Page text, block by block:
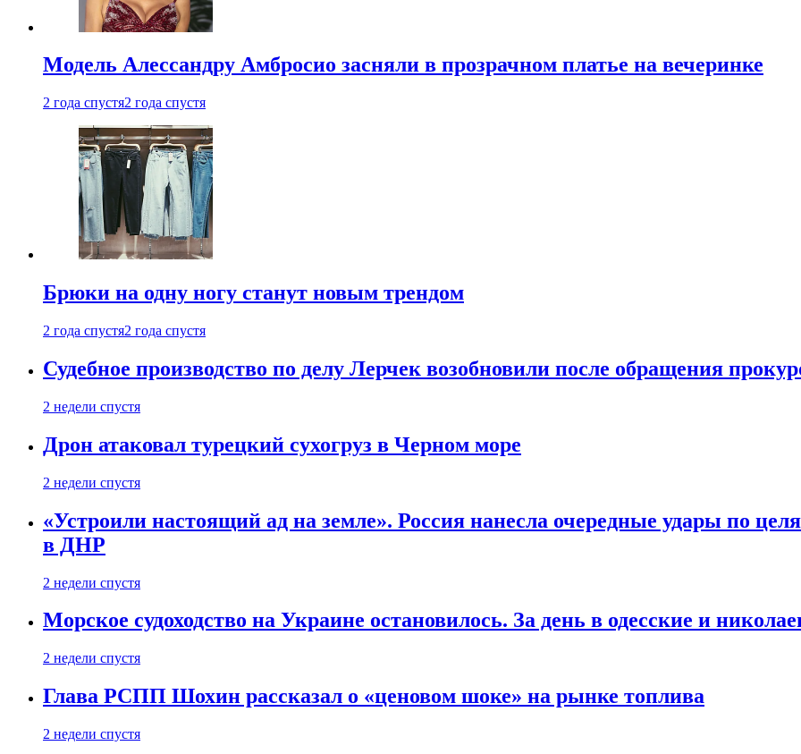
Модель Алессандру Амбросио засняли в прозрачном платье на вечеринке
2 года спустя2 года спустя
Брюки на одну ногу станут новым трендом
2 года спустя2 года спустя
Судебное производство по делу Лерчек возобновили после обращения
2 недели спустя
Дрон атаковал турецкий сухогруз в Черном море
2 недели спустя
«Устроили настоящий ад на земле». Россия нанесла очередные удары по
в ДНР
2 недели спустя
Морское судоходство на Украине остановилось. За день в одесские и
2 недели спустя
Глава РСПП Шохин рассказал о «ценовом шоке» на рынке топлива
2 недели спустя